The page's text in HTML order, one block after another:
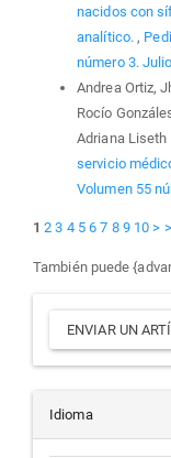
nacidos con
analítico.,
número 3.
Andrea Ortiz,
Rocío
Adriana
servicio
Volumen 55
1 2 3 4 5 6 7 8 9 10 >
También puede
Enviar
un
ENVIAR UN
Idioma